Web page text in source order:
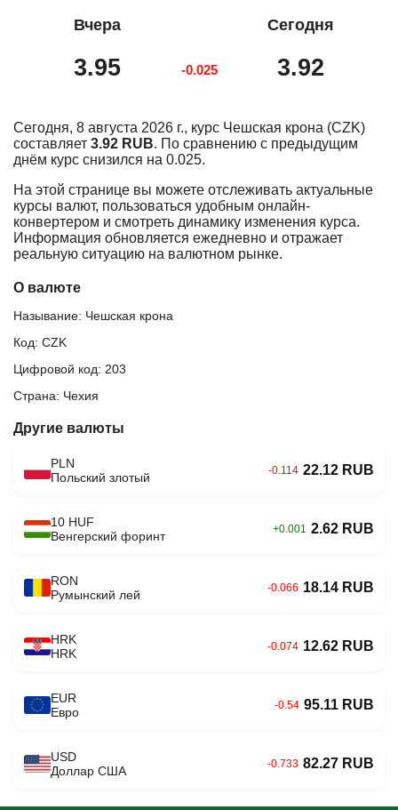
Вчера
3.95 -0.025
Сегодня
3.92
Сегодня, 8 августа 2026 г., курс Чешская крона (CZK)
составляет 3.92 RUB. По сравнению с предыдущим
днём курс снизился на 0.025.
На этой странице вы можете отслеживать актуальные
курсы валют, пользоваться удобным онлайн-
конвертером и смотреть динамику изменения курса.
Информация обновляется ежедневно и отражает
реальную ситуацию на валютном рынке.
О валюте
Называние: Чешская крона
Код: CZK
Цифровой код: 203
Страна: Чехия
Другие валюты
PLN
Польский злотый
-0.114 22.12 RUB
10 HUF
Венгерский форинт
+0.001 2.62 RUB
RON
Румынский лей
-0.066 18.14 RUB
HRK
HRK
-0.074 12.62 RUB
EUR
Евро
-0.54 95.11 RUB
USD
Доллар США
-0.733 82.27 RUB